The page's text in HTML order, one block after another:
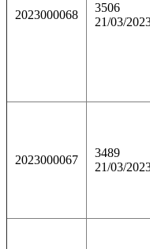
2023000068
3506
21/03/
2023000067
3489
21/03/